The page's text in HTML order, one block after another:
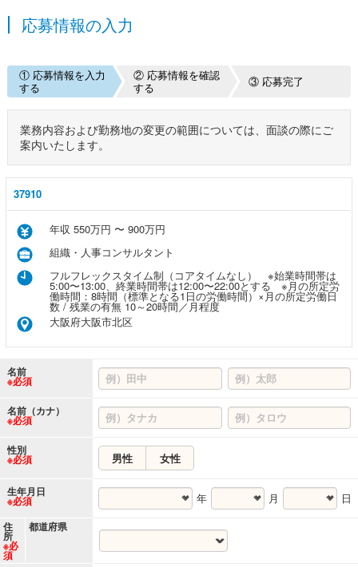
応募情報の入力
① 応募情報を入力
する
② 応募情報を確認
する
③ 応募完了
業務内容および勤務地の変更の範囲については、面談の際にご
案内いたします。
37910
年収 550万円 〜 900万円
組織・人事コンサルタント
フルフレックスタイム制（コアタイムなし） ※始業時間帯は
5:00〜13:00、終業時間帯は12:00〜22:00とする ※月の所定労
働時間：8時間（標準となる1日の労働時間）×月の所定労働日
数 / 残業の有無 10～20時間／月程度
大阪府大阪市北区
名前
※必須
名前（カナ）
※必須
性別
※必須 男性 女性
生年月日
※必須 年 月 日
住
所
※必
須
都道府県